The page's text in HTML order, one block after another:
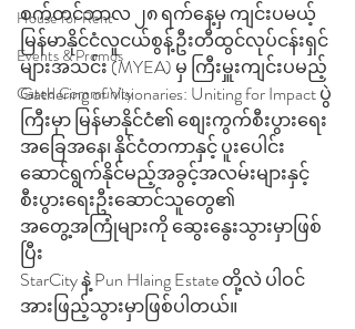
House for Rent
Events & Promos
Gated Community
စက်တင်ဘာလ ၂၈ ရက်နေ့မှ ကျင်းပမယ့်
မြန်မာနိုင်ငံလူငယ်စွန့်ဦးတီထွင်လုပ်ငန်းရှင်
များအသင်း (MYEA) မှ ကြီးမှူးကျင်းပမည့်
Gathering of Visionaries: Uniting for Impact ပွဲ
ကြီးမှာ မြန်မာနိုင်ငံ၏ စျေးကွက်စီးပွားရေး
အခြေအနေ၊ နိုင်ငံတကာနှင့် ပူးပေါင်း
ဆောင်ရွက်နိုင်မည့်အခွင့်အလမ်းများနှင့်
စီးပွားရေးဦးဆောင်သူတွေ၏
အတွေ့အကြုံများကို ဆွေးနွေးသွားမှာဖြစ်
ပြီး
StarCity နဲ့ Pun Hlaing Estate တို့လဲ ပါဝင်
အားဖြည့်သွားမှာဖြစ်ပါတယ်။